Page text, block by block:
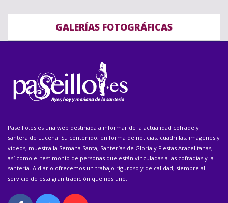
GALERÍAS FOTOGRÁFICAS
Paseillo.es es una web destinada a informar de la actualidad cofrade y
santera de Lucena. Su contenido, en forma de noticias, cuadrillas, imágenes y
vídeos, muestra la Semana Santa, Santerías de Gloria y Fiestas Aracelitanas,
así como el testimonio de personas que están vinculadas a las cofradías y la
santería. A diario ofrecemos un trabajo riguroso y de calidad; siempre al
servicio de esta gran tradición que nos une.